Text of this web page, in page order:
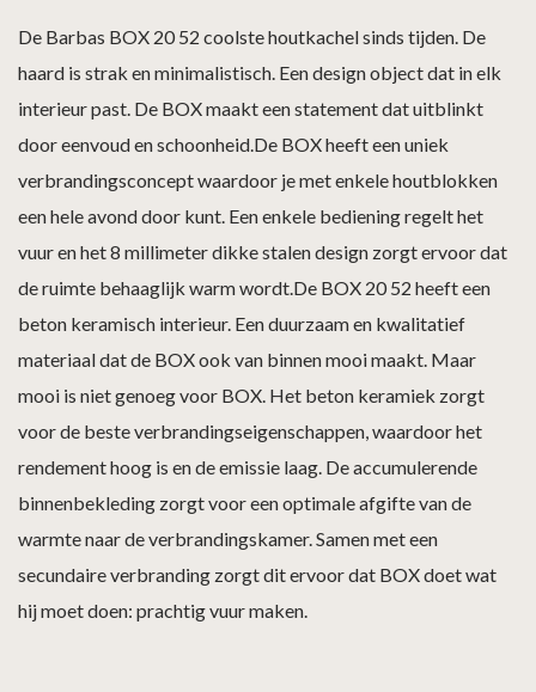
De Barbas BOX 20 52 coolste houtkachel sinds tijden. De
haard is strak en minimalistisch. Een design object dat in elk
interieur past. De BOX maakt een statement dat uitblinkt
door eenvoud en schoonheid.De BOX heeft een uniek
verbrandingsconcept waardoor je met enkele houtblokken
een hele avond door kunt. Een enkele bediening regelt het
vuur en het 8 millimeter dikke stalen design zorgt ervoor dat
de ruimte behaaglijk warm wordt.De BOX 20 52 heeft een
beton keramisch interieur. Een duurzaam en kwalitatief
materiaal dat de BOX ook van binnen mooi maakt. Maar
mooi is niet genoeg voor BOX. Het beton keramiek zorgt
voor de beste verbrandingseigenschappen, waardoor het
rendement hoog is en de emissie laag. De accumulerende
binnenbekleding zorgt voor een optimale afgifte van de
warmte naar de verbrandingskamer. Samen met een
secundaire verbranding zorgt dit ervoor dat BOX doet wat
hij moet doen: prachtig vuur maken.